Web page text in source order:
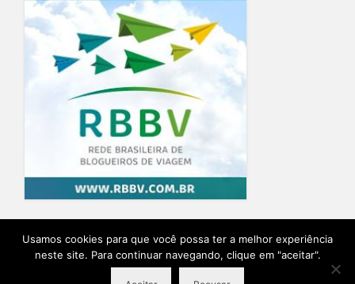
Home Blog Quem Escreve Sobre o Blog Contato
Ensaio Fotográfico na Provence Planeje sua viagem
Usamos cookies para que você possa ter a melhor experiência
neste site. Para continuar navegando, clique em "aceitar".